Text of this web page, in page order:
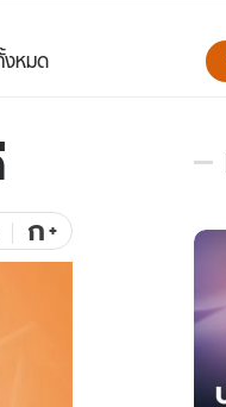
คลิป
พอดแคสต์
งหมด
ก+
เรื่อง
ใน
รอบ
ของ
ดูด